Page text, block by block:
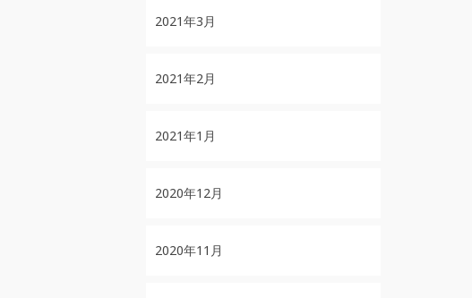
2021年3月
2021年2月
2021年1月
2020年12月
2020年11月